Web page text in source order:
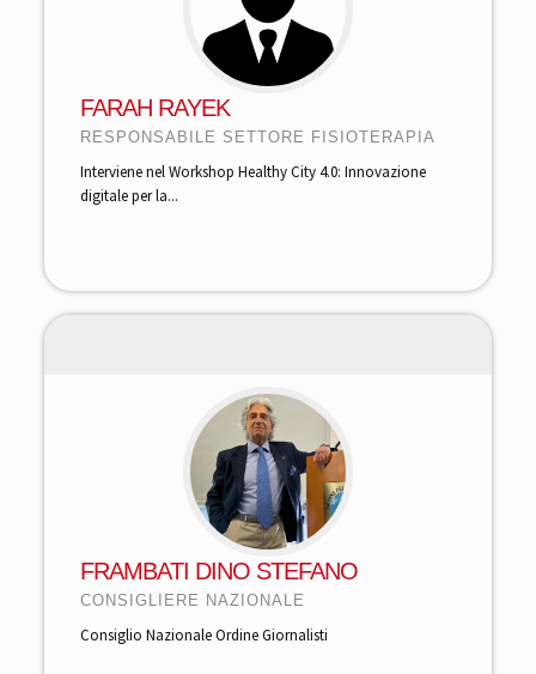
FARAH RAYEK
RESPONSABILE SETTORE FISIOTERAPIA
Interviene nel Workshop Healthy City 4.0: Innovazione
digitale per la...
FRAMBATI DINO STEFANO
CONSIGLIERE NAZIONALE
Consiglio Nazionale Ordine Giornalisti